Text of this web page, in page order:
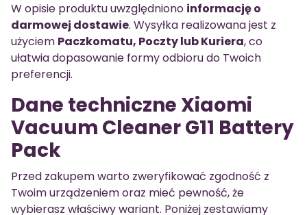
W opisie produktu uwzględniono informację o
darmowej dostawie. Wysyłka realizowana jest z
użyciem Paczkomatu, Poczty lub Kuriera, co
ułatwia dopasowanie formy odbioru do Twoich
preferencji.
Dane techniczne Xiaomi
Vacuum Cleaner G11 Battery
Pack
Przed zakupem warto zweryfikować zgodność z
Twoim urządzeniem oraz mieć pewność, że
wybierasz właściwy wariant. Poniżej zestawiamy